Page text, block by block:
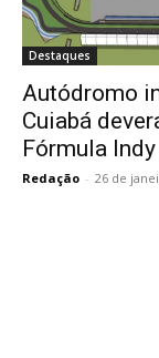
Destaques
Autódromo
Cuiabá
Fórmula Indy
Redação - 26 de